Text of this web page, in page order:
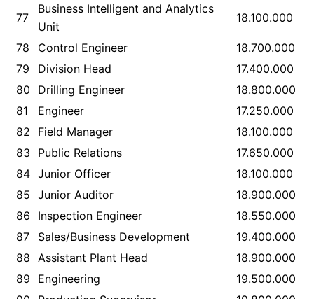
77
Business Intelligent and Analytics
Unit
18.100.000
78 Control Engineer
18.700.000
79
Division Head
17.400.000
80
Drilling Engineer
18.800.000
81
Engineer
17.250.000
82
Field Manager
18.100.000
83
Public Relations
17.650.000
84 Junior Officer
18.100.000
85 Junior Auditor
18.900.000
86
Inspection Engineer
18.550.000
87
Sales/Business Development
19.400.000
88
Assistant Plant Head
18.900.000
89
Engineering
19.500.000